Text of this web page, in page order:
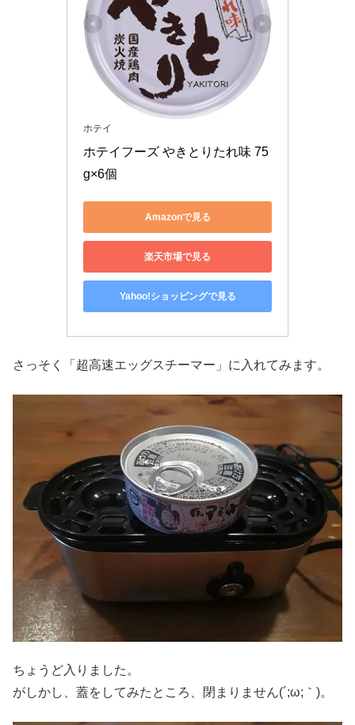
ホテイ
ホテイフーズ やきとりたれ味 75
g×6個
Amazonで見る
楽天市場で見る
Yahoo!ショッピングで見る
さっそく「超高速エッグスチーマー」に入れてみます。
ちょうど入りました。
がしかし、蓋をしてみたところ、閉まりません(´;ω;｀)。